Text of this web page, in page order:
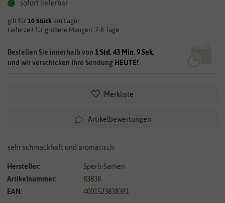
sofort lieferbar
gilt für 10 Stück am Lager.
Lieferzeit für größere Mengen: 7-8 Tage
Bestellen Sie innerhalb von 1 Std. 43 Min. 9 Sek.
und wir verschicken Ihre Sendung HEUTE!
Merkliste
Artikelbewertungen
sehr schmackhaft und aromatisch
Hersteller:
Sperli-Samen
Artikelnummer:
83838
EAN:
4001523838381